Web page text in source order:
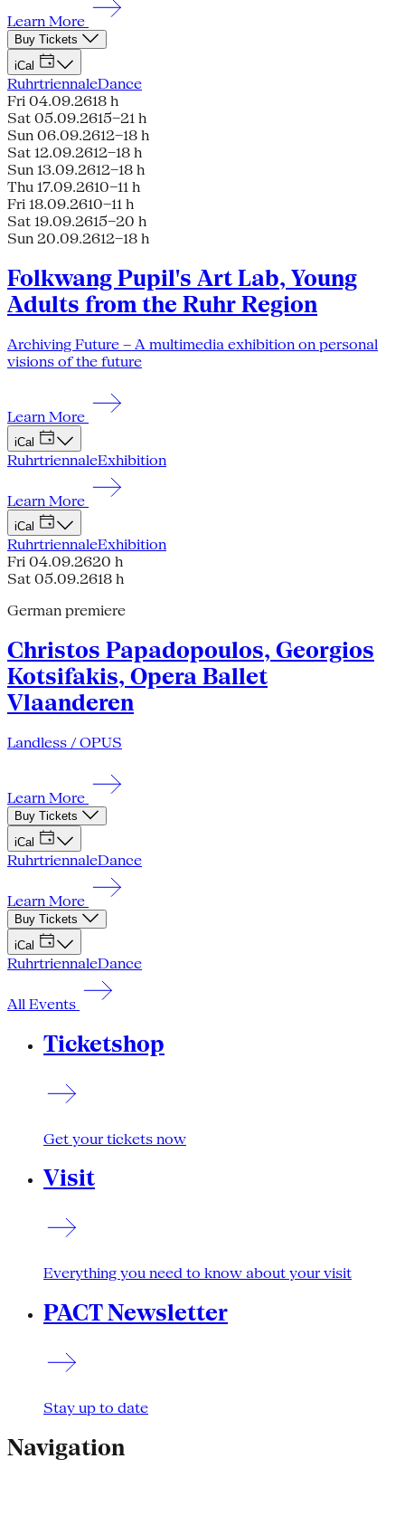
Learn More
Buy Tickets
iCal
RuhrtriennaleDance
Fri 04.09.2618 h
Sat 05.09.2615–21 h
Sun 06.09.2612–18 h
Sat 12.09.2612–18 h
Sun 13.09.2612–18 h
Thu 17.09.2610–11 h
Fri 18.09.2610–11 h
Sat 19.09.2615–20 h
Sun 20.09.2612–18 h
Folkwang Pupil's Art Lab, Young
Adults from the Ruhr Region
Archiving Future – A multimedia exhibition on personal
visions of the future
Learn More
iCal
RuhrtriennaleExhibition
Learn More
iCal
RuhrtriennaleExhibition
Fri 04.09.2620 h
Sat 05.09.2618 h
German premiere
Christos Papadopoulos, Georgios
Kotsifakis, Opera Ballet
Vlaanderen
Landless / OPUS
Learn More
Buy Tickets
iCal
RuhrtriennaleDance
Learn More
Buy Tickets
iCal
RuhrtriennaleDance
All Events
Ticketshop
Get your tickets now
Visit
Everything you need to know about your visit
PACT Newsletter
Stay up to date
Navigation